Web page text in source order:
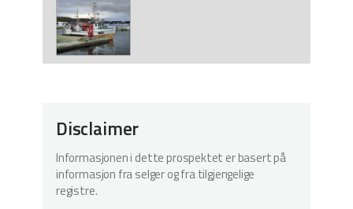
Disclaimer
Informasjonen i dette prospektet er basert på
informasjon fra selger og fra tilgjengelige
registre.